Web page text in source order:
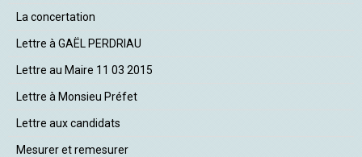
La concertation
Lettre à GAËL PERDRIAU
Lettre au Maire 11 03 2015
Lettre à Monsieu Préfet
Lettre aux candidats
Mesurer et remesurer